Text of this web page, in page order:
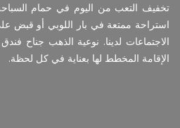
تخفيف التعب من اليوم في حمام السباحة
استراحة ممتعة في بار اللوبي أو قبض
الاجتماعات لدينا. نوعية الذهب جناح
الإقامة المخطط لها بعناية في كل لحظة.